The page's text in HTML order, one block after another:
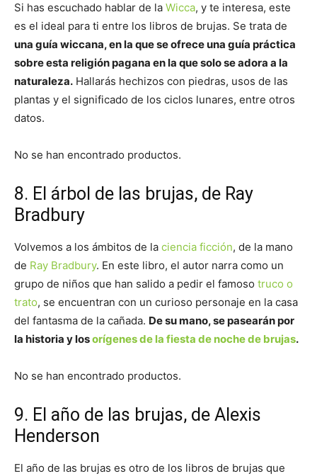
Si has escuchado hablar de la Wicca, y te interesa, este
es el ideal para ti entre los libros de brujas. Se trata de
una guía wiccana, en la que se ofrece una guía práctica
sobre esta religión pagana en la que solo se adora a la
naturaleza. Hallarás hechizos con piedras, usos de las
plantas y el significado de los ciclos lunares, entre otros
datos.
No se han encontrado productos.
8. El árbol de las brujas, de Ray
Bradbury
Volvemos a los ámbitos de la ciencia ficción, de la mano
de Ray Bradbury. En este libro, el autor narra como un
grupo de niños que han salido a pedir el famoso truco o
trato, se encuentran con un curioso personaje en la casa
del fantasma de la cañada. De su mano, se pasearán por
la historia y losorígenes de la fiesta de noche de brujas.
No se han encontrado productos.
9. El año de las brujas, de Alexis
Henderson
El año de las brujas es otro de los libros de brujas que